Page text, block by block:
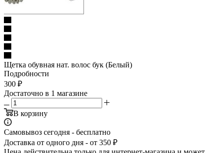
Щетка обувная нат. волос бук (Белый)
Подробности
300 ₽
Достаточно в 1 магазине
В корзину
Самовывоз сегодня - бесплатно
Доставка от одного дня - от 350 ₽